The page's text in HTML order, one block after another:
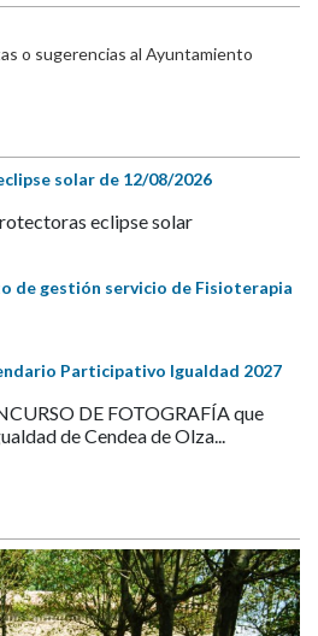
o sugerencias al Ayuntamiento
solar de 12/08/2026
eclipse solar
de gestión servicio de Fisioterapia
Participativo Igualdad 2027
DE FOTOGRAFÍA que
de Cendea de Olza...